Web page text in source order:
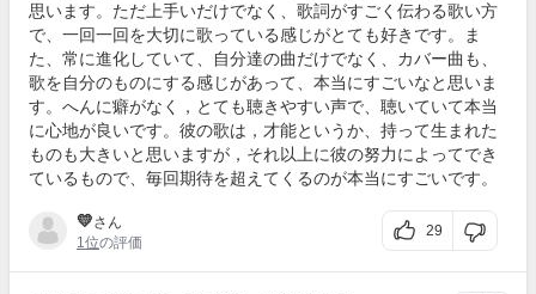
思います。ただ上手いだけでなく、歌詞がすごく伝わる歌い方
で、一回一回を大切に歌っている感じがとても好きです。ま
た、常に進化していて、自分達の曲だけでなく、カバー曲も、
歌を自分のものにする感じがあって、本当にすごいなと思いま
す。へんに癖がなく，とても聴きやすい声で、聴いていて本当
に心地が良いです。彼の歌は，才能というか、持って生まれた
ものも大きいと思いますが，それ以上に彼の努力によってでき
ているもので、毎回期待を超えてくるのが本当にすごいです。
💛さん
1位の評価
29